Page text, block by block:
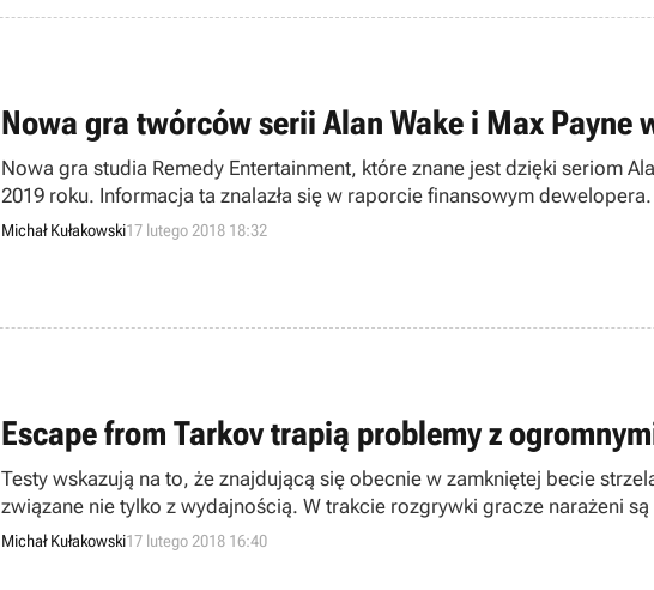
Nowa gra twórców serii Alan Wake i Max Payne
Nowa gra studia Remedy Entertainment, które znane jest dzięki seriom
2019 roku. Informacja ta znalazła się w raporcie finansowym
tym roku twórcy planują rozpocząć prace nad kolejnym projektem.
Michał Kułakowski17 lutego 2018 18:32
Escape from Tarkov trapią problemy z
Testy wskazują na to, że znajdującą się obecnie w zamkniętej becie
związane nie tylko z wydajnością. W trakcie rozgrywki gracze narażeni
od standardów przyjętych w podobnych grach, nawet przy teoretycznie
Michał Kułakowski17 lutego 2018 16:40